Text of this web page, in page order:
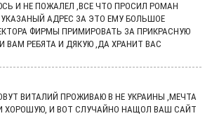
И НЕ ПОЖАЛЕЛ ,ВСЕ ЧТО ПРОСИЛ РОМАН
АДРЕС ЗА ЭТО ЕМУ БОЛЬШОЕ
ФИРМЫ ПРИМИРОВАТЬ ЗА ПРИКРАСНУЮ
ВАМ РЕБЯТА И ДЯКУЮ ,ДА ХРАНИТ ВАС
ВИТАЛИЙ ПРОЖИВАЮ В НЕ УКРАИНЫ ,МЕЧТА
ХОРОШУЮ, И ВОТ СЛУЧАЙНО НАЩОЛ ВАШ САЙТ